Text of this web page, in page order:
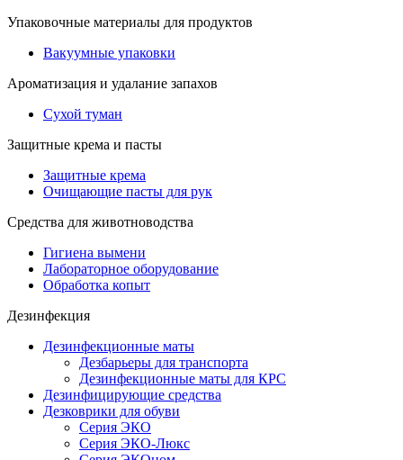
Упаковочные материалы для продуктов
Вакуумные упаковки
Ароматизация и удалание запахов
Сухой туман
Защитные крема и пасты
Защитные крема
Очищающие пасты для рук
Средства для животноводства
Гигиена вымени
Лабораторное оборудование
Обработка копыт
Дезинфекция
Дезинфекционные маты
Дезбарьеры для транспорта
Дезинфекционные маты для КРС
Дезинфицирующие средства
Дезковрики для обуви
Серия ЭКО
Серия ЭКО-Люкс